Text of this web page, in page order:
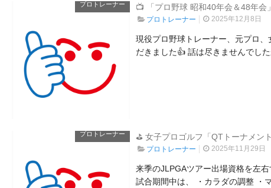
プロトレーナー 📺 「プロ野球 昭和40年会＆48年会
プロトレーナー 2025年12月8日
現役プロ野球トレーナー、元プロ
だきました👍 話は尽きませんでし
プロトレーナー ⛳ 女子プロゴルフ「QTトーナメン
プロトレーナー 2025年11月29日
来季のJLPGAツアー出場資格を左
試合期間中は、 ・カラダの調整 ・